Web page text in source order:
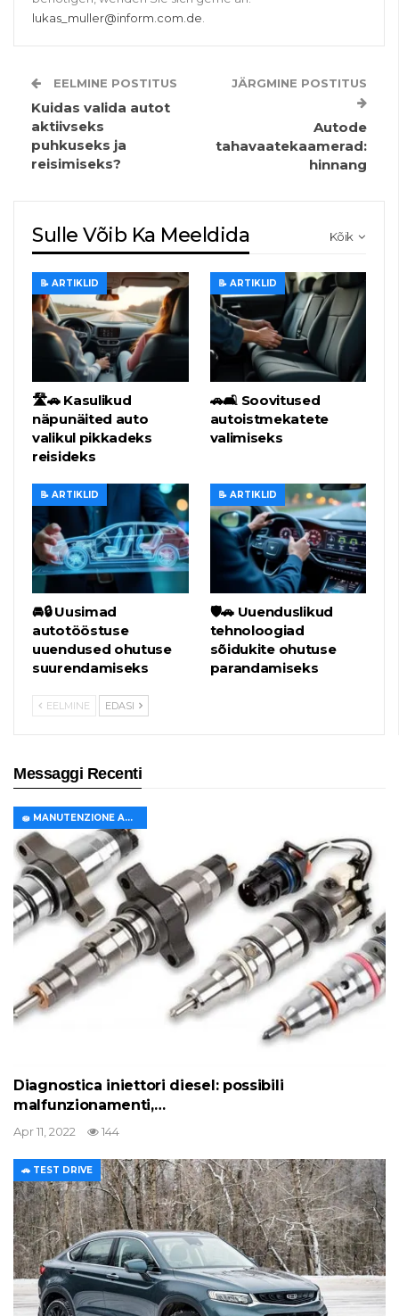
lukas_muller@inform.com.de.
EELMINE POSTITUS
Kuidas valida autot
aktiivseks
puhkuseks ja
reisimiseks?
JÄRGMINE POSTITUS
Autode
tahavaatekaamerad:
hinnang
Kõik
Sulle Võib Ka Meeldida
📝 ARTIKLID
🛣️🚗 Kasulikud
näpunäited auto
valikul pikkadeks
reisideks
📝 ARTIKLID
🚗🛋️ Soovitused
autoistmekatete
valimiseks
📝 ARTIKLID
🚘🔒 Uusimad
autotööstuse
uuendused ohutuse
suurendamiseks
📝 ARTIKLID
🛡️🚗 Uuenduslikud
tehnoloogiad
sõidukite ohutuse
parandamiseks
EELMINE EDASI
Messaggi Recenti
🧽 MANUTENZIONE AUTO
Diagnostica iniettori diesel: possibili
malfunzionamenti,…
Apr 11, 2022 144
🚗 TEST DRIVE